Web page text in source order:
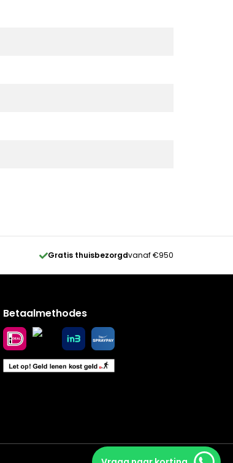
Gratis thuisbezorgdvanaf €950
Betaalmethodes